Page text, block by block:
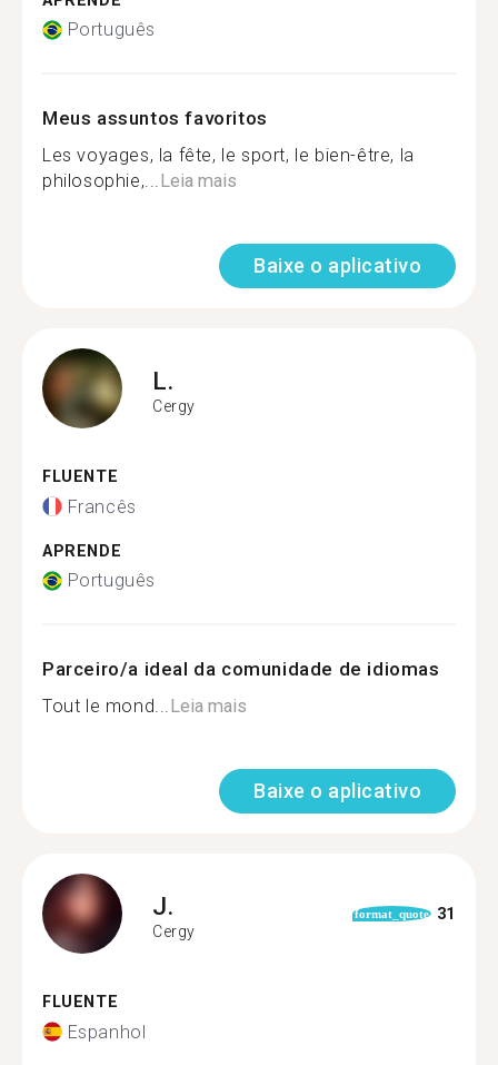
Português
Meus assuntos favoritos
Les voyages, la fête, le sport, le bien-être, la
philosophie,...Leia mais
Baixe o aplicativo
L.
Cergy
FLUENTE
Francês
APRENDE
Português
Parceiro/a ideal da comunidade de idiomas
Tout le mond...Leia mais
Baixe o aplicativo
J.
Cergy
format_quote 31
FLUENTE
Espanhol